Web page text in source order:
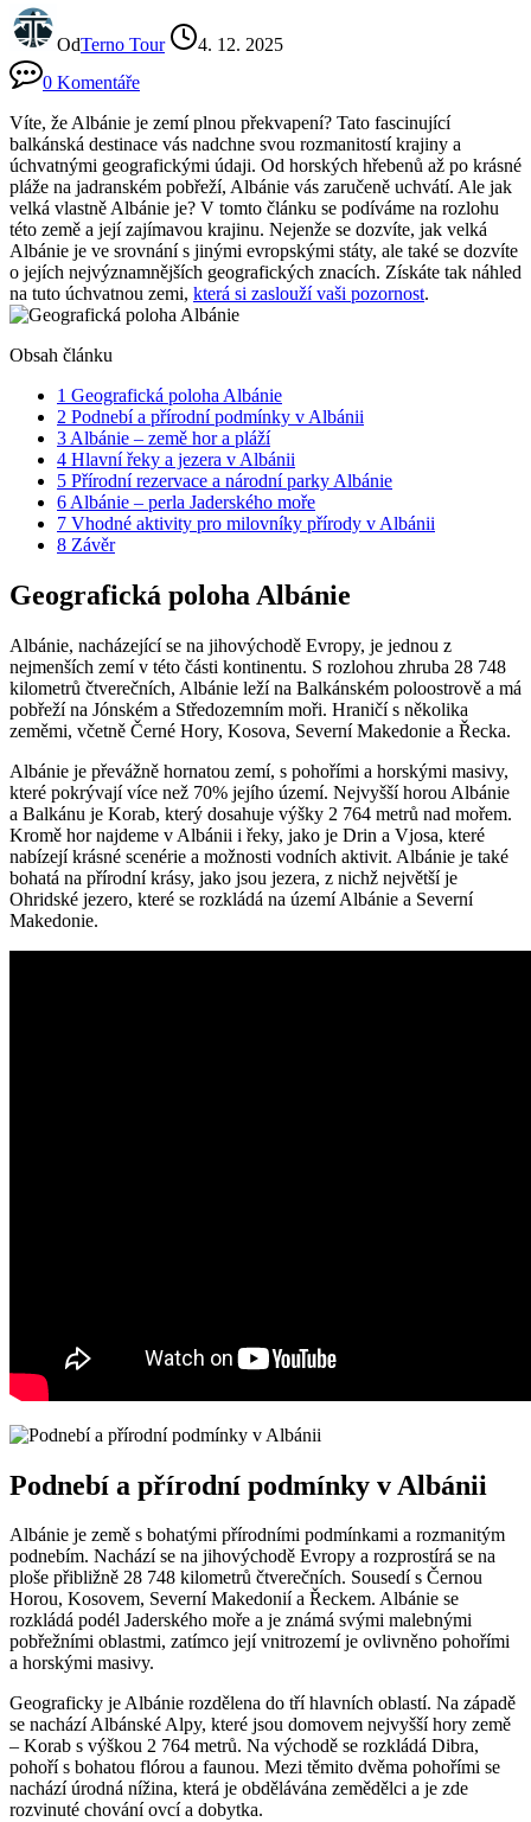
OdTerno Tour
4. 12. 2025
0 Komentáře
Víte, že Albánie je zemí plnou překvapení? Tato‍ fascinující
balkánská destinace ‌vás nadchne svou rozmanitostí krajiny a
úchvatnými geografickými údaji. Od horských hřebenů až po krásné
pláže na jadranském pobřeží, Albánie vás⁤ zaručeně ‍uchvátí. Ale jak
velká vlastně Albánie je? V tomto ‌článku se podíváme na‍ rozlohu
této země a její zajímavou krajinu. Nejenže se dozvíte, jak velká
Albánie⁤ je ve srovnání s jinými evropskými státy, ale ⁤také se dozvíte
o jejích‌ nejvýznamnějších geografických znacích. Získáte tak náhled
na tuto úchvatnou‌ zemi,‍ která si zaslouží vaši pozornost.
Obsah článku
1 Geografická poloha Albánie
2 Podnebí a přírodní podmínky⁤ v Albánii
3 Albánie – země hor a pláží
4 Hlavní řeky a⁤ jezera v Albánii
5 Přírodní rezervace a národní parky⁤ Albánie
6 Albánie – perla ​Jaderského moře
7 Vhodné aktivity pro milovníky přírody v Albánii
8 Závěr
Geografická poloha Albánie
Albánie, ​nacházející se na ⁣jihovýchodě Evropy, je jednou z⁣
nejmenších zemí‌ v této části kontinentu. S rozlohou zhruba 28 748
kilometrů čtverečních, Albánie leží na Balkánském‌ poloostrově a ‍má
pobřeží na Jónském a Středozemním moři. Hraničí ⁤s několika
zeměmi, ⁣včetně Černé Hory, Kosova,​ Severní Makedonie a Řecka.
Albánie je převážně hornatou ⁢zemí,‍ s⁢ pohořími a horskými masivy,
které pokrývají více než ⁤70%‍ jejího území. Nejvyšší horou Albánie
a Balkánu⁤ je Korab, který dosahuje výšky⁤ 2 764 metrů nad mořem.
‍Kromě hor najdeme v Albánii‍ i řeky, jako ⁢je Drin a Vjosa, které
‍nabízejí krásné scenérie a možnosti vodních aktivit. Albánie ⁢je také
bohatá na přírodní krásy, jako jsou jezera,⁢ z nichž největší ‍je
Ohridské jezero, ‌které‌ se rozkládá na ​území Albánie a ‍Severní
Makedonie.
Podnebí a přírodní podmínky⁤ v Albánii
Albánie je země ‍s bohatými přírodními podmínkami ⁤a rozmanitým
podnebím. Nachází ⁢se ‍na jihovýchodě Evropy a rozprostírá se na
ploše přibližně 28 748 kilometrů​ čtverečních. ⁤Sousedí⁣ s Černou
Horou,‌ Kosovem, Severní Makedonií a Řeckem. Albánie se
rozkládá‍ podél​ Jaderského moře a​ je známá svými malebnými
pobřežními oblastmi, zatímco její vnitrozemí je ovlivněno pohořími
⁤a horskými masivy.
Geograficky je Albánie rozdělena do tří hlavních oblastí. ⁣Na západě
se nachází Albánské Alpy, které jsou domovem nejvyšší hory země
– Korab s výškou 2 764 ​metrů. Na ‌východě se rozkládá Dibra,
pohoří ⁢s bohatou flórou a faunou. Mezi těmito dvěma pohořími se
nachází úrodná nížina, která je obdělávána zemědělci a je zde
rozvinuté chování ovcí a dobytka.